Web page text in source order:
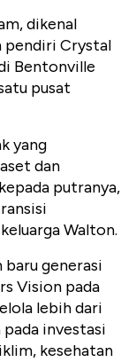
dikenal
pendiri Crystal
Bentonville
pusat
yang
dan
putranya,
Walton.
baru generasi
Vision pada
lebih dari
pada investasi
kesehatan